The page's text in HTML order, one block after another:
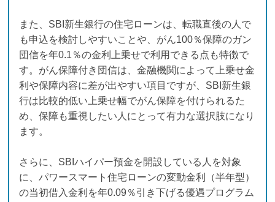
また、SBI新生銀行の住宅ローンは、転職直後の人で
も申込を検討しやすいことや、がん100％保障のガン
団信を年0.1％の金利上乗せで利用できる点も特徴で
す。がん保障付き団信は、金融機関によって上乗せ金
利や保障内容に差が出やすい項目ですが、SBI新生銀
行は比較的低い上乗せ幅でがん保障を付けられるた
め、保障も重視したい人にとって有力な選択肢になり
ます。
さらに、SBIハイパー預金を開設している人を対象
に、パワースマート住宅ローンの変動金利（半年型）
の当初借入金利を年0.09％引き下げる優遇プログラム